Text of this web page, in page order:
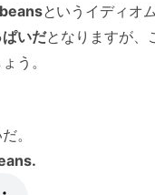
というイディオ
いだとなりますが、
う。
。